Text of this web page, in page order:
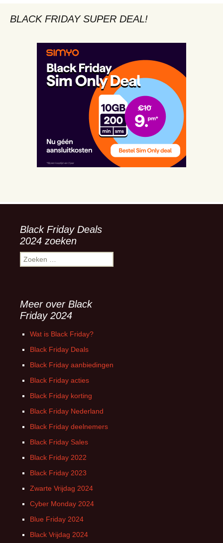
BLACK FRIDAY SUPER DEAL!
Black Friday Deals
2024 zoeken
Zoeken
naar:
Meer over Black
Friday 2024
Wat is Black Friday?
Black Friday Deals
Black Friday aanbiedingen
Black Friday acties
Black Friday korting
Black Friday Nederland
Black Friday deelnemers
Black Friday Sales
Black Friday 2022
Black Friday 2023
Zwarte Vrijdag 2024
Cyber Monday 2024
Blue Friday 2024
Black Vrijdag 2024